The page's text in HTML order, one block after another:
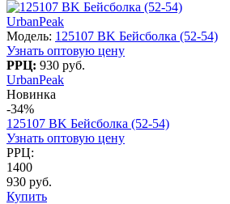
UrbanPeak
Модель: 125107 BK Бейсболка (52-54)
Узнать оптовую цену
РРЦ: 930 руб.
UrbanPeak
Новинка
-34%
125107 BK Бейсболка (52-54)
Узнать оптовую цену
РРЦ:
1400
930 руб.
Купить